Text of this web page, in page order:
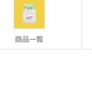
商品一覧